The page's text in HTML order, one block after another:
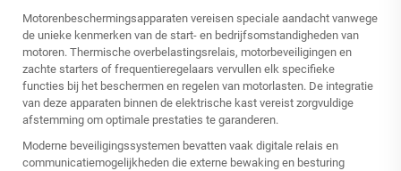
Motorenbeschermingsapparaten vereisen speciale aandacht vanwege
de unieke kenmerken van de start- en bedrijfsomstandigheden van
motoren. Thermische overbelastingsrelais, motorbeveiligingen en
zachte starters of frequentieregelaars vervullen elk specifieke
functies bij het beschermen en regelen van motorlasten. De integratie
van deze apparaten binnen de elektrische kast vereist zorgvuldige
afstemming om optimale prestaties te garanderen.
Moderne beveiligingssystemen bevatten vaak digitale relais en
communicatiemogelijkheden die externe bewaking en besturing